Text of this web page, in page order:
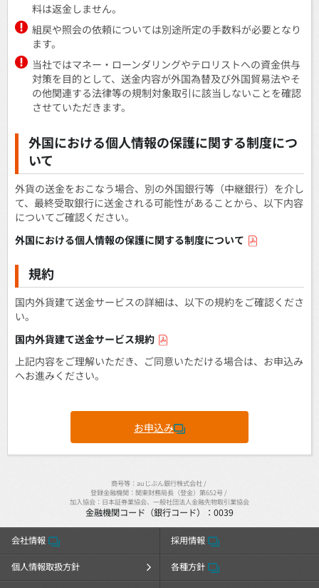
料は返金しません。
組戻や照会の依頼については別途所定の手数料が必要となり
ます。
当社ではマネー・ローンダリングやテロリストへの資金供与
対策を目的として、送金内容が外国為替及び外国貿易法やそ
の他関連する法律等の規制対象取引に該当しないことを確認
させていただきます。
外国における個人情報の保護に関する制度につ
いて
外貨の送金をおこなう場合、別の外国銀行等（中継銀行）を介し
て、最終受取銀行に送金される可能性があることから、以下内容
についてご確認ください。
外国における個人情報の保護に関する制度について
規約
国内外貨建て送金サービスの詳細は、以下の規約をご確認くださ
い。
国内外貨建て送金サービス規約
上記内容をご理解いただき、ご同意いただける場合は、お申込み
へお進みください。
お申込み
商号等：auじぶん銀行株式会社/
登録金融機関：関東財務局長（登金）第652号/
加入協会：日本証券業協会、一般社団法人金融先物取引業協会
金融機関コード（銀行コード）：0039
会社情報 採用情報
個人情報取扱方針 各種方針